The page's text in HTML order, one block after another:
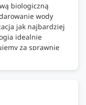
biologiczną
wody
jak najbardziej
idealnie
za sprawnie
Polecam!